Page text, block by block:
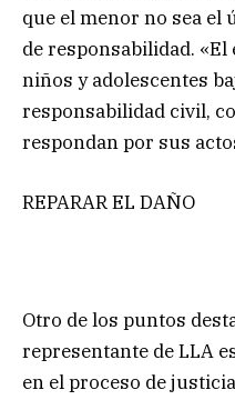
que el menor no sea el
de responsabilidad.
niños y adolescentes
responsabilidad civil,
respondan por sus
REPARAR EL DAÑO
Otro de los puntos
representante de LLA
en el proceso de